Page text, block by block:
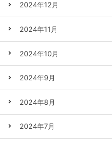
2024年12月
2024年11月
2024年10月
2024年9月
2024年8月
2024年7月